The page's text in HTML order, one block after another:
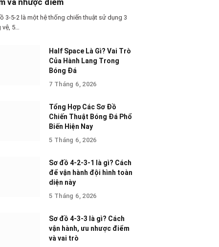
3-5-2 là một hệ thống chiến thuật sử dụng 3
5…
Half Space Là Gì? Vai Trò
Của Hành Lang Trong
Bóng Đá
7 Tháng 6, 2026
Tổng Hợp Các Sơ Đồ
Chiến Thuật Bóng Đá Phổ
Biến Hiện Nay
5 Tháng 6, 2026
Sơ đồ 4-2-3-1 là gì? Cách
để vận hành đội hình toàn
diện này
5 Tháng 6, 2026
Sơ đồ 4-3-3 là gì? Cách
vận hành, ưu nhược điểm
và vai trò